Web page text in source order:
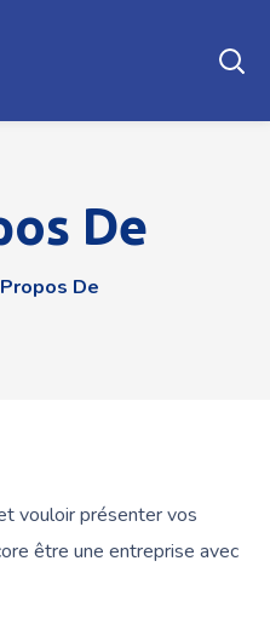
De
De
vouloir présenter vos
être une entreprise avec